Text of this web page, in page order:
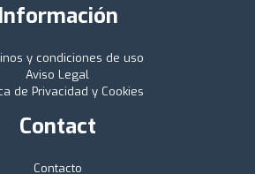
Información
y condiciones de uso
Aviso Legal
de Privacidad y Cookies
Contact
Contacto